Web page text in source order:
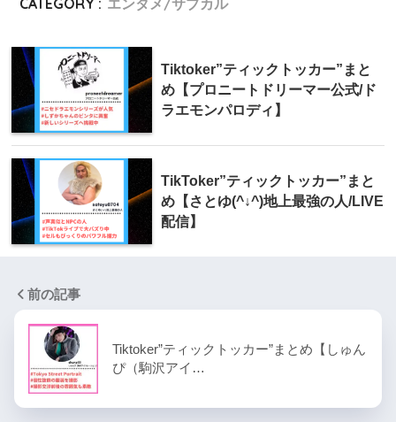
CATEGORY : エンタメ/サブカル
Tiktoker”ティックトッカー”まと
め【プロニートドリーマー公式/ド
ラエモンパロディ】
TikToker”ティックトッカー”まと
め【さとゆ(^↓^)地上最強の人/LIVE
配信】
前の記事
Tiktoker”ティックトッカー”まとめ【しゅん
ぴ（駒沢アイ…